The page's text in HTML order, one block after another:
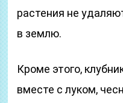
растения не
в землю.
Кроме этого,
вместе с луком,